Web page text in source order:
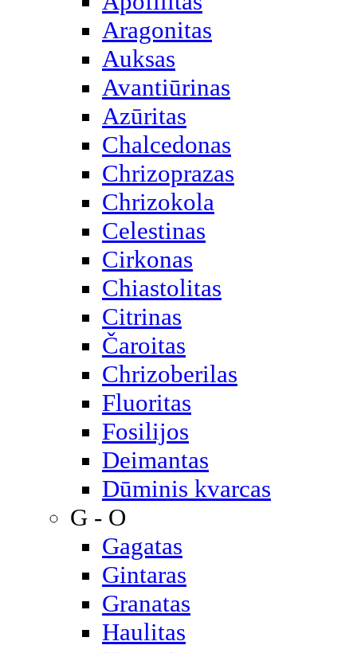
Aragonitas
Auksas
Avantiūrinas
Azūritas
Chalcedonas
Chrizoprazas
Chrizokola
Celestinas
Cirkonas
Chiastolitas
Citrinas
Čaroitas
Chrizoberilas
Fluoritas
Fosilijos
Deimantas
Dūminis kvarcas
G - O
Gagatas
Gintaras
Granatas
Haulitas